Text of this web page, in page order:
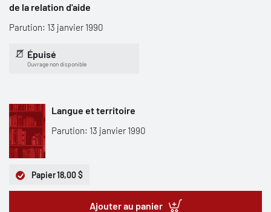
de la relation d'aide
Parution: 13 janvier 1990
Épuisé
Ouvrage non disponible
Langue et territoire
Parution: 13 janvier 1990
Papier18,00 $
Ajouter au panier